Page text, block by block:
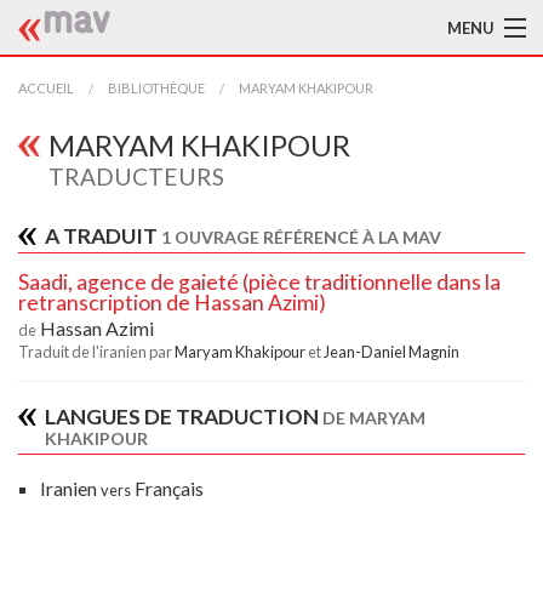
MENU
ACCUEIL
LA MAV
BIBLIOTHÈQUE
TRADUCTEURS
AIDE À LA TRADUCTION
PUBLICATIONS
ACCUEIL BIBLIOTHÈQUE MARYAM KHAKIPOUR
MARYAM KHAKIPOUR
TRADUCTEURS
A TRADUIT 1 OUVRAGE RÉFÉRENCÉ À LA MAV
Saadi, agence de gaieté (pièce traditionnelle dans la
retranscription de Hassan Azimi)
de Hassan Azimi
Traduit de l'iranien parMaryam Khakipouret Jean-Daniel Magnin
LANGUES DE TRADUCTION DE MARYAM
KHAKIPOUR
IranienversFrançais